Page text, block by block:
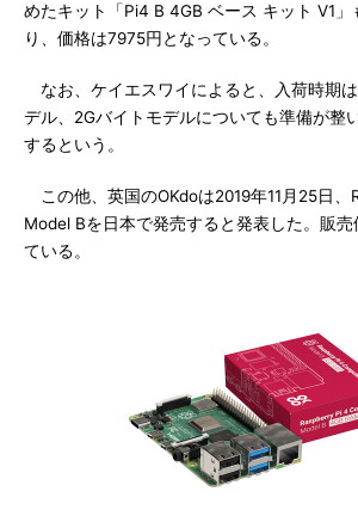
めたキット「Pi4 B 4GB ベース キット V1
り、価格は7975円となっている。
なお、ケイエスワイによると、入荷時期
デル、2Gバイトモデルについても準備が整
するという。
この他、英国のOKdoは2019年11月25日、
Model Bを日本で発売すると発表した。販売
ている。